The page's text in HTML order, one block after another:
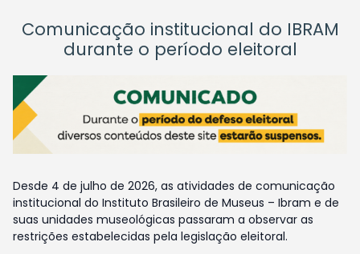
Comunicação institucional do IBRAM
durante o período eleitoral
Desde 4 de julho de 2026, as atividades de comunicação
institucional do Instituto Brasileiro de Museus – Ibram e de
suas unidades museológicas passaram a observar as
restrições estabelecidas pela legislação eleitoral.